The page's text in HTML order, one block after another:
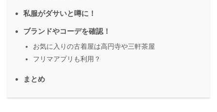
私服がダサいと噂に！
ブランドやコーデを確認！
お気に入りの古着屋は高円寺や三軒茶屋
フリマアプリも利用？
まとめ